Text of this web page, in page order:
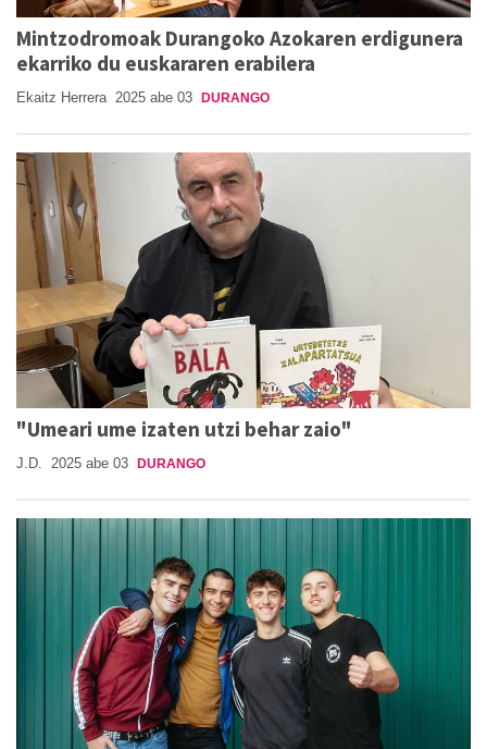
Mintzodromoak Durangoko Azokaren erdigunera
ekarriko du euskararen erabilera
Ekaitz Herrera 2025 abe 03 DURANGO
"Umeari ume izaten utzi behar zaio"
J.D. 2025 abe 03 DURANGO